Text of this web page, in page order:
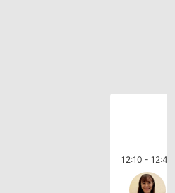
12:10 - 12:40